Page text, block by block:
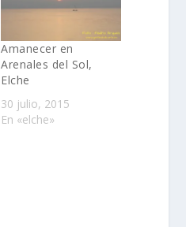
Amanecer en
Arenales del Sol,
Elche
30 julio, 2015
En «elche»